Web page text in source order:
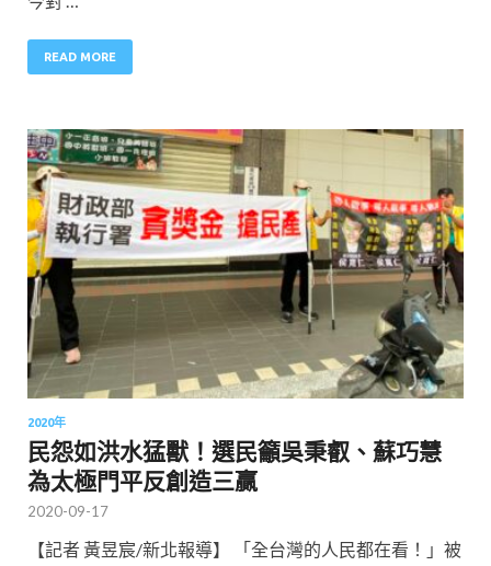
READ MORE
2020年
民怨如洪水猛獸！選民籲吳秉叡、蘇巧慧
為太極門平反創造三贏
2020-09-17
【記者 黃昱宸/新北報導】 「全台灣的人民都在看！」被